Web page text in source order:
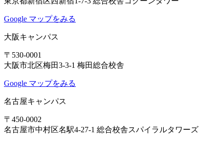
Google マップをみる
大阪キャンパス
〒530-0001
大阪市北区梅田3-3-1 梅田総合校舎
Google マップをみる
名古屋キャンパス
〒450-0002
名古屋市中村区名駅4-27-1 総合校舎スパイラルタワーズ